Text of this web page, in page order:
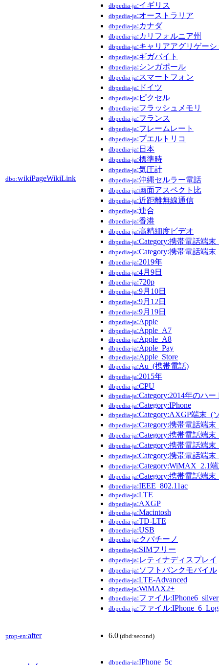
dbo:wikiPageWikiLink
dbpedia-ja:イギリス
dbpedia-ja:オーストラリア
dbpedia-ja:カナダ
dbpedia-ja:カリフォルニア州
dbpedia-ja:キャリアアグリゲーシ
dbpedia-ja:ギガバイト
dbpedia-ja:シンガポール
dbpedia-ja:スマートフォン
dbpedia-ja:ドイツ
dbpedia-ja:ピクセル
dbpedia-ja:フラッシュメモリ
dbpedia-ja:フランス
dbpedia-ja:フレームレート
dbpedia-ja:プエルトリコ
dbpedia-ja:日本
dbpedia-ja:標準時
dbpedia-ja:気圧計
dbpedia-ja:沖縄セルラー電話
dbpedia-ja:画面アスペクト比
dbpedia-ja:近距離無線通信
dbpedia-ja:連合
dbpedia-ja:香港
dbpedia-ja:高精細度ビデオ
dbpedia-ja:Category:携帯電話端
dbpedia-ja:Category:携帯電話端
dbpedia-ja:2019年
dbpedia-ja:4月9日
dbpedia-ja:720p
dbpedia-ja:9月10日
dbpedia-ja:9月12日
dbpedia-ja:9月19日
dbpedia-ja:Apple
dbpedia-ja:Apple_A7
dbpedia-ja:Apple_A8
dbpedia-ja:Apple_Pay
dbpedia-ja:Apple_Store
dbpedia-ja:Au_(携帯電話)
dbpedia-ja:2015年
dbpedia-ja:CPU
dbpedia-ja:Category:2014年のハ
dbpedia-ja:Category:IPhone
dbpedia-ja:Category:AXGP端末_(
dbpedia-ja:Category:携帯電話端
dbpedia-ja:Category:携帯電話端
dbpedia-ja:Category:携帯電話端末
dbpedia-ja:Category:携帯電話端末
dbpedia-ja:Category:WiMAX_2.1
dbpedia-ja:Category:携帯電話端末
dbpedia-ja:IEEE_802.11ac
dbpedia-ja:LTE
dbpedia-ja:AXGP
dbpedia-ja:Macintosh
dbpedia-ja:TD-LTE
dbpedia-ja:USB
dbpedia-ja:クパチーノ
dbpedia-ja:SIMフリー
dbpedia-ja:レティナディスプレイ
dbpedia-ja:ソフトバンクモバイル
dbpedia-ja:LTE-Advanced
dbpedia-ja:WiMAX2+
dbpedia-ja:ファイル
dbpedia-ja:ファイル
prop-en:after 6.0 (dbd:second)
dbpedia-ja:IPhone_5c